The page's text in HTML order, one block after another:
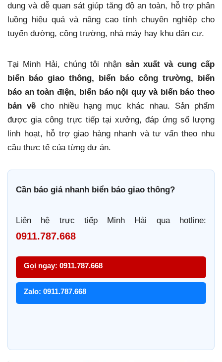
dung và dễ quan sát giúp tăng độ an toàn, hỗ trợ phân
luồng hiệu quả và nâng cao tính chuyên nghiệp cho
tuyến đường, công trường, nhà máy hay khu dân cư.
Tại Minh Hải, chúng tôi nhận sản xuất và cung cấp
biển báo giao thông, biển báo công trường, biển
báo an toàn điện, biển báo nội quy và biển báo theo
bản vẽcho nhiều hạng mục khác nhau. Sản phẩm
được gia công trực tiếp tại xưởng, đáp ứng số lượng
linh hoạt, hỗ trợ giao hàng nhanh và tư vấn theo nhu
cầu thực tế của từng dự án.
Cần báo giá nhanh biển báo giao thông?
Liên hệ trực tiếp Minh Hải qua hotline:
0911.787.668
Gọi ngay: 0911.787.668
Zalo: 0911.787.668